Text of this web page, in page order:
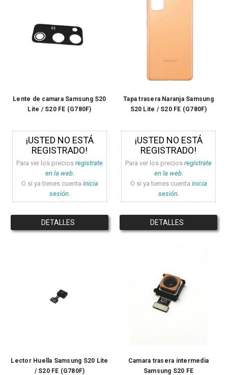
Lente de camara Samsung S20
Lite / S20 FE (G780F)
¡USTED NO ESTÁ
REGISTRADO!
Para ver los precios registrate
en la web.
O si ya tienes cuenta inicia
sesión.
DETALLES
Tapa trasera Naranja Samsung
S20 Lite / S20 FE (G780F)
¡USTED NO ESTÁ
REGISTRADO!
Para ver los precios registrate
en la web.
O si ya tienes cuenta inicia
sesión.
DETALLES
Lector Huella Samsung S20 Lite
/ S20 FE (G780F)
Camara trasera intermedia
Samsung S20 FE